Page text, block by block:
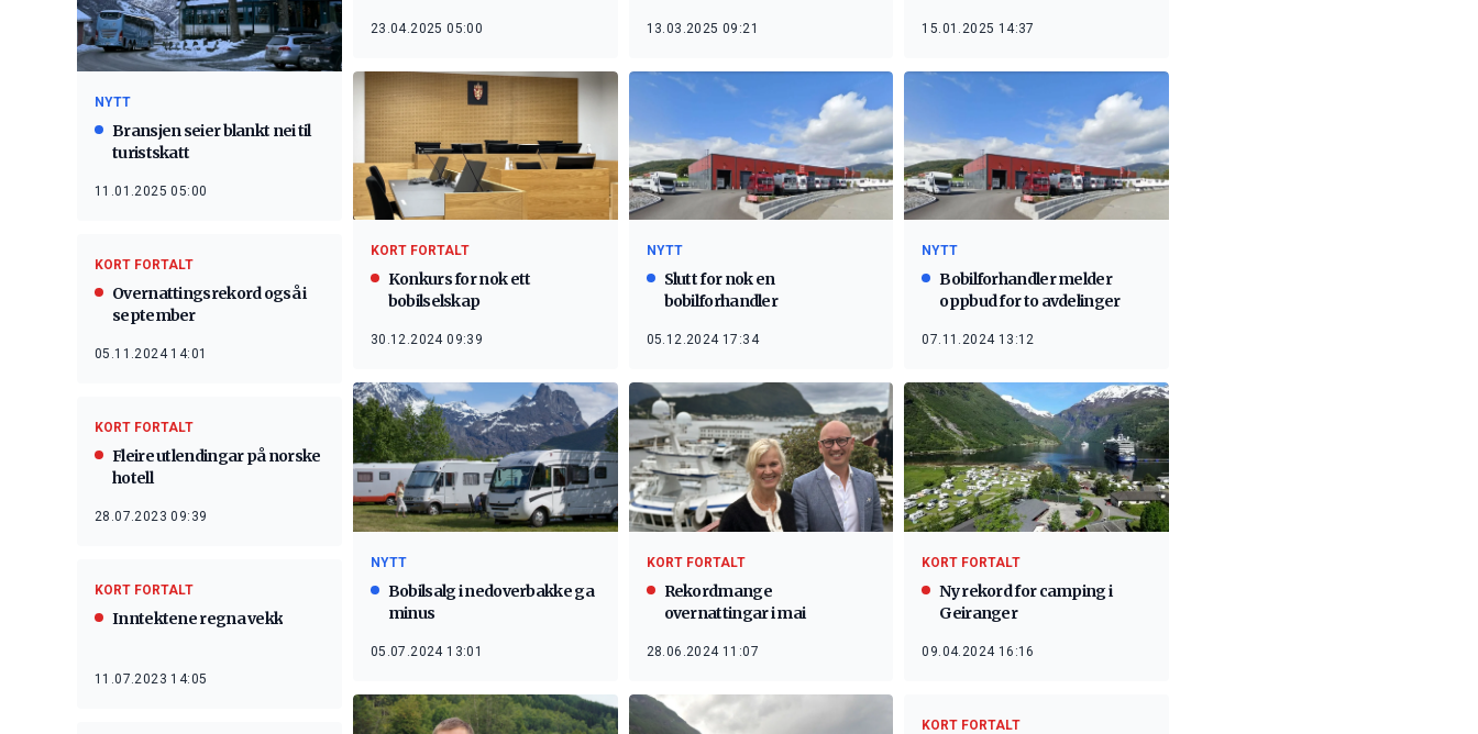
23.04.2025 05:00 13.03.2025 09:21 15.01.2025 14:37
NYTT
Bransjen seier blankt nei til
turistskatt
11.01.2025 05:00
KORT FORTALT
Konkurs for nok ett
bobilselskap
30.12.2024 09:39
NYTT
Slutt for nok en
bobilforhandler
05.12.2024 17:34
NYTT
Bobilforhandler melder
oppbud for to avdelinger
07.11.2024 13:12
KORT FORTALT
Overnattingsrekord også i
september
05.11.2024 14:01
NYTT
Bobilsalg i nedoverbakke ga
minus
05.07.2024 13:01
KORT FORTALT
Rekordmange
overnattingar i mai
28.06.2024 11:07
KORT FORTALT
Ny rekord for camping i
Geiranger
09.04.2024 16:16
KORT FORTALT
Fleire utlendingar på norske
hotell
28.07.2023 09:39
KORT FORTALT
Inntektene regna vekk
11.07.2023 14:05
KORT FORTALT